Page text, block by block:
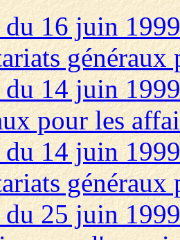
16 juin
14 juin
pour les
14 juin
25 juin